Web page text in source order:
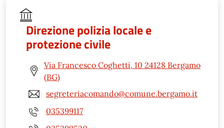
Direzione polizia locale e
protezione civile
Via Francesco Coghetti, 10 24128 Bergamo
(BG)
segreteriacomando@comune.bergamo.it
035399117